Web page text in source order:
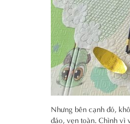
Nhưng bên cạnh đó,
đáo, vẹn toàn. Chình vì